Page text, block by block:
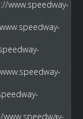
www.speedway-